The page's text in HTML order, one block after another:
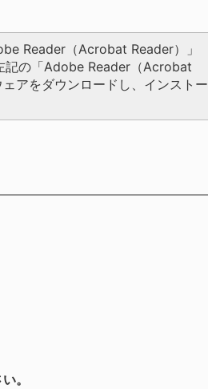
Reader（Acrobat Reader）」
記の「Adobe Reader（Acrobat
アをダウンロードし、インストー
。